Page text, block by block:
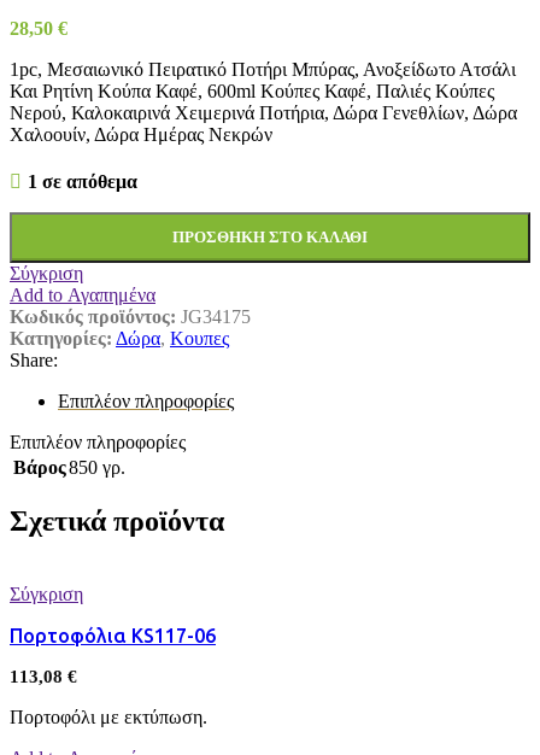
28,50 €
1pc, Μεσαιωνικό Πειρατικό Ποτήρι Μπύρας, Ανοξείδωτο Ατσάλι
Και Ρητίνη Κούπα Καφέ, 600ml Κούπες Καφέ, Παλιές Κούπες
Νερού, Καλοκαιρινά Χειμερινά Ποτήρια, Δώρα Γενεθλίων, Δώρα
Χαλοουίν, Δώρα Ημέρας Νεκρών
1 σε απόθεμα
ΠΡΟΣΘΉΚΗ ΣΤΟ ΚΑΛΆΘΙ
Σύγκριση
Add to Αγαπημένα
Κωδικός προϊόντος: JG34175
Κατηγορίες: Δώρα, Κουπες
Share:
Επιπλέον πληροφορίες
Επιπλέον πληροφορίες
Βάρος850 γρ.
Σχετικά προϊόντα
Σύγκριση
Πορτοφόλια KS117-06
113,08 €
Πορτοφόλι με εκτύπωση.